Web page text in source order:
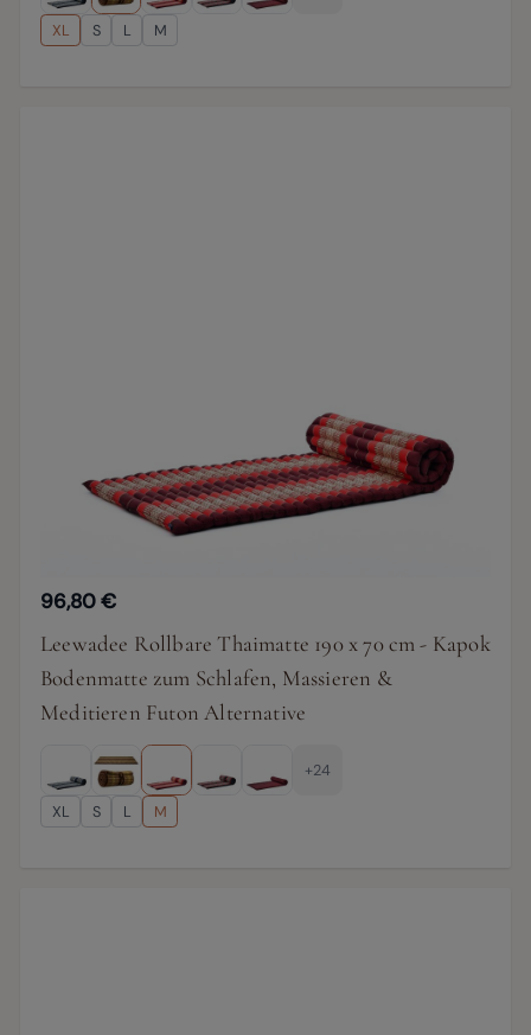
XL S L M
96,80 €
Leewadee Rollbare Thaimatte 190 x 70 cm - Kapok
Bodenmatte zum Schlafen, Massieren &
Meditieren Futon Alternative
+24
XL S L M